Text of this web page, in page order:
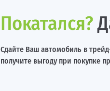
Покатался?
Сдайте Ваш автомобиль в
получите выгоду при покупке